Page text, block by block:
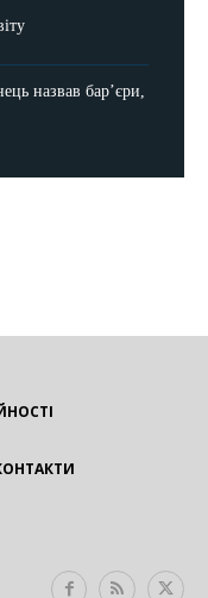
назвав бар’єри,